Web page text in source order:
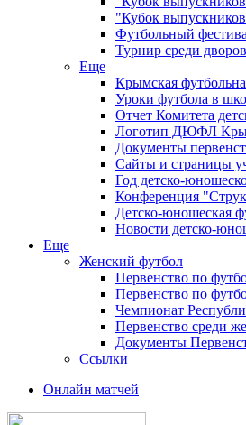
"Кубок
Футбольный
Турнир среди
Еще
Крымская
Уроки футбола в
Отчет Комитета
Логотип ДЮФЛ
Документы
Сайты и страницы
Год детско-
Конференция
Детско-юношеская
Новости детско-
Еще
Женский футбол
Первенство по
Первенство по
Чемпионат
Первенство среди
Документы
Ссылки
Онлайн матчей